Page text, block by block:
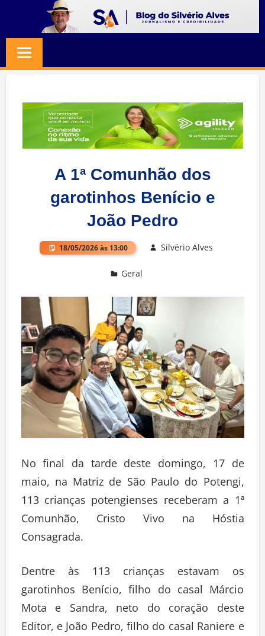
content
SILVERIO
ALVES
Jornalismo
Credibilidade
A 1ª Comunhão dos
garotinhos Benício e
João Pedro
18/05/2026 às 13:00 Silvério Alves
Geral
No final da tarde deste domingo, 17 de
maio, na Matriz de São Paulo do Potengi,
113 crianças potengienses receberam a 1ª
Comunhão, Cristo Vivo na Hóstia
Consagrada.
Dentre às 113 crianças estavam os
garotinhos Benício, filho do casal Márcio
Mota e Sandra, neto do coração deste
Editor, e João Pedro, filho do casal Raniere e